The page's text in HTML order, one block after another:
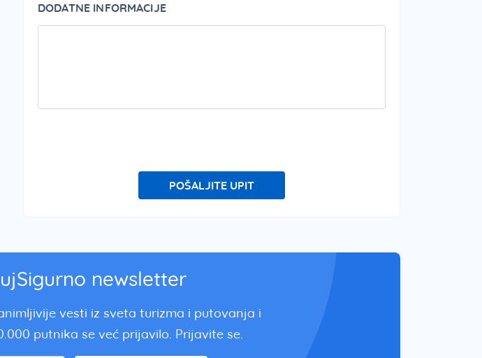
DODATNE INFORMACIJE
POŠALJITE UPIT
newsletter
vesti iz sveta turizma i putovanja i
putnika se već prijavilo. Prijavite se.